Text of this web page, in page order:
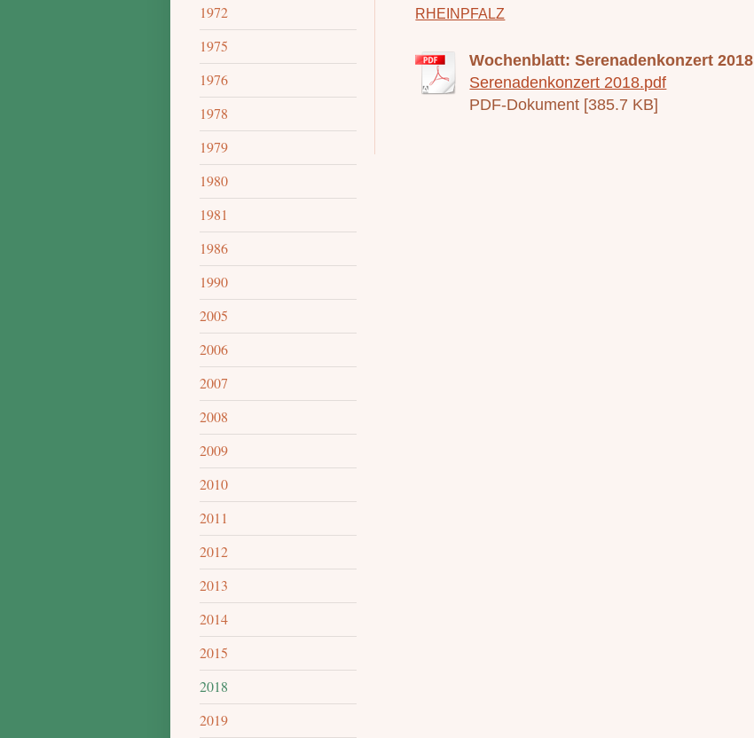
1972
1975
1976
1978
1979
1980
1981
1986
1990
2005
2006
2007
2008
2009
2010
2011
2012
2013
2014
2015
2018
2019
RHEINPFALZ
Wochenblatt: Serenadenkonzert 2018
Serenadenkonzert 2018.pdf
PDF-Dokument [385.7 KB]